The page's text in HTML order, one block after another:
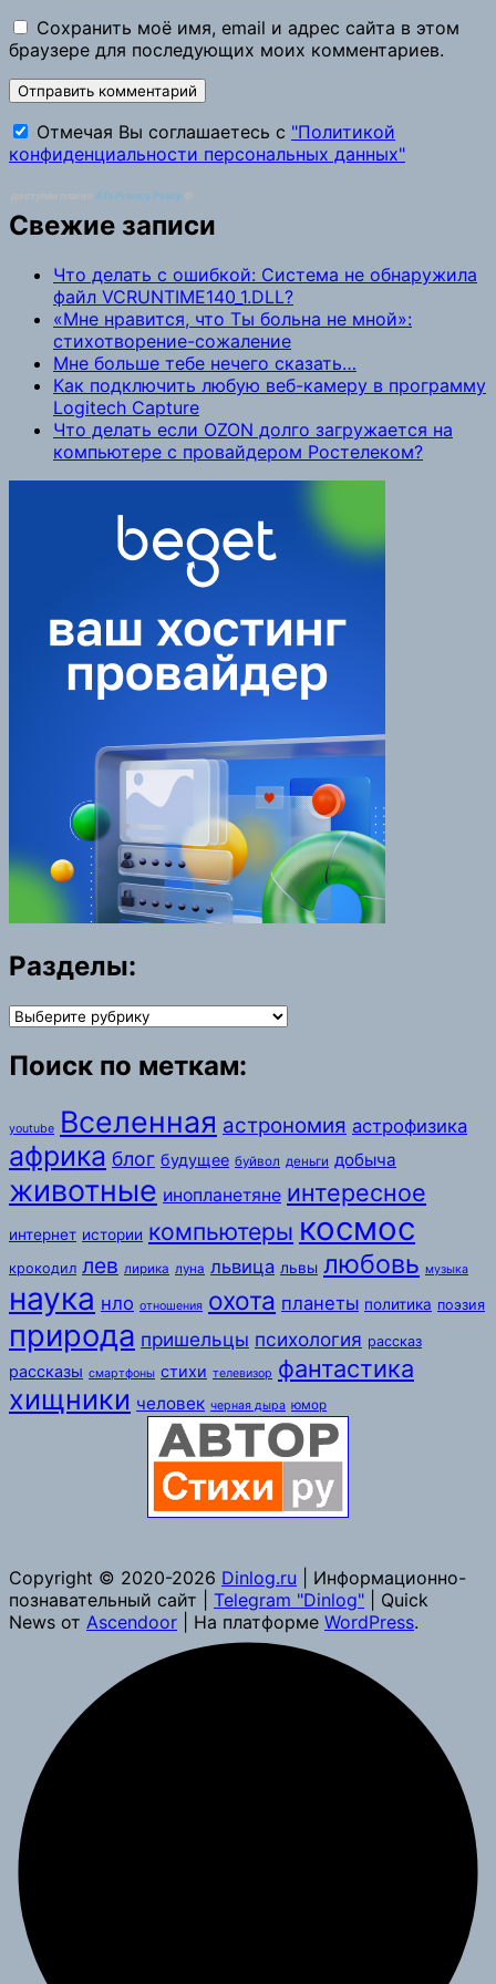
Сохранить моё имя, email и адрес сайта в этом
браузере для последующих моих комментариев.
Отмечая Вы соглашаетесь с "Политикой
конфиденциальности персональных данных"
ATs Privacy Policy
Свежие записи
Что делать с ошибкой: Система не обнаружила
файл VCRUNTIME140_1.DLL?
«Мне нравится, что Ты больна не мной»:
стихотворение-сожаление
Мне больше тебе нечего сказать…
Как подключить любую веб-камеру в программу
Logitech Capture
Что делать если OZON долго загружается на
компьютере с провайдером Ростелеком?
Разделы:
Разделы:
Поиск по меткам:
youtube Вселенная астрономия астрофизика
африка блог будущее буйвол деньги добыча
животные инопланетяне интересное
интернет истории компьютеры космос
крокодил лев лирика луна львица львы любовь музыка
наука нло отношения охота планеты политика поэзия
природа пришельцы психология рассказ
рассказы смартфоны стихи телевизор фантастика
хищники человек черная дыра юмор
Copyright © 2020-2026 Dinlog.ru | Информационно-
познавательный сайт | Telegram "Dinlog" | Quick
News от Ascendoor | На платформе WordPress.